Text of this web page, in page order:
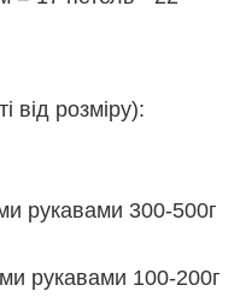
від розміру):
рукавами 300-500г
рукавами 100-200г